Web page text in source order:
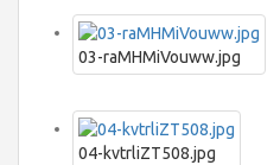
03-raMHMiVouww.jpg
04-kvtrliZT508.jpg